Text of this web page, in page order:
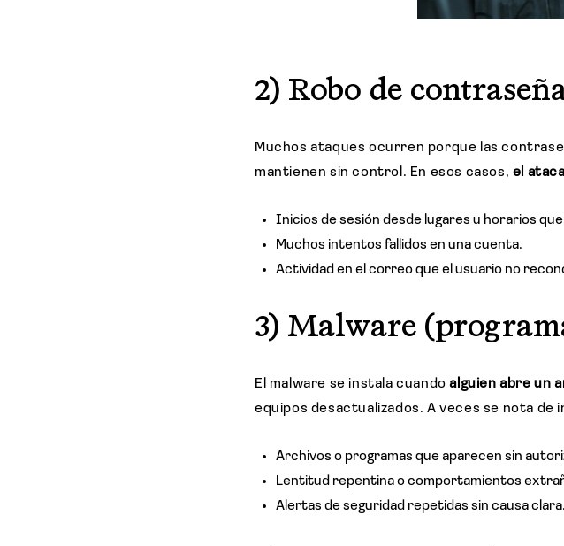
2) Robo de
Muchos ataques ocurren porque las
mantienen sin control. En esos casos, el
Inicios de sesión desde lugares u horarios
Muchos intentos fallidos en una cuenta.
Actividad en el correo que el usuario no
3) Malware
El malware se instala cuandoalguien abre un
equipos desactualizados. A veces se nota
Archivos o programas que aparecen sin
Lentitud repentina o comportamientos
Alertas de seguridad repetidas sin causa clara.